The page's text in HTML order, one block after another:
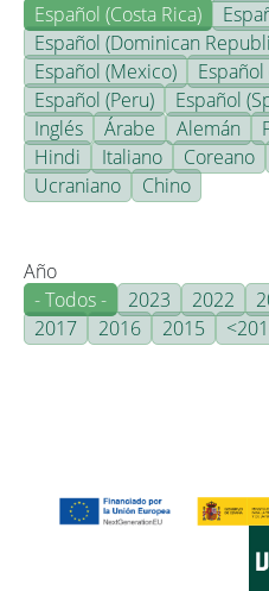
Español (Costa Rica)
Español (Dominican
Español (Mexico)
Español
Español (Peru)
Español
Inglés
Árabe Alemán
Hindi
Italiano Coreano
Ucraniano
Chino
Año
- Todos -
2023 2022
2017
2016 2015